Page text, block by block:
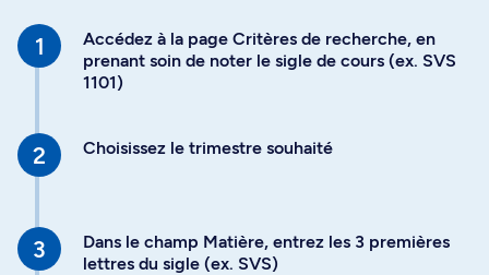
Accédez à la page Critères de recherche, en
prenant soin de noter le sigle de cours (ex. SVS
1101)
Choisissez le trimestre souhaité
Dans le champ Matière, entrez les 3 premières
lettres du sigle (ex. SVS)